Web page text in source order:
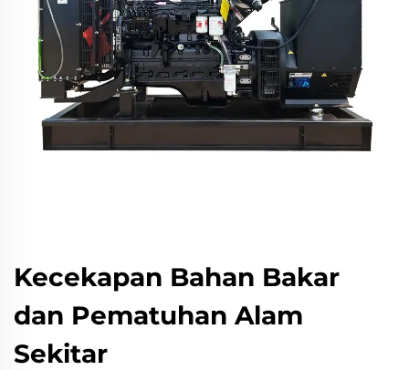
Kecekapan Bahan Bakar
dan Pematuhan Alam
Sekitar